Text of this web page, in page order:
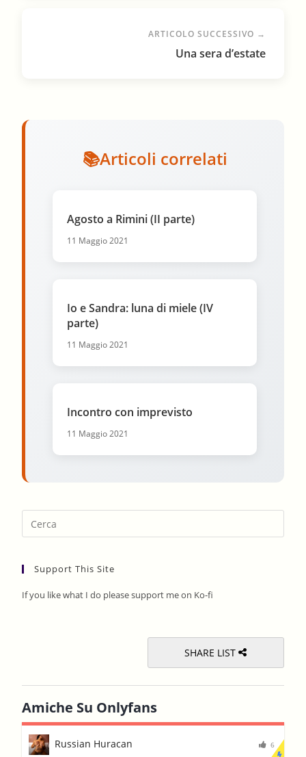
ARTICOLO SUCCESSIVO →
Una sera d’estate
Articoli correlati
Agosto a Rimini (II parte)
11 Maggio 2021
Io e Sandra: luna di miele (IV
parte)
11 Maggio 2021
Incontro con imprevisto
11 Maggio 2021
Support This Site
If you like what I do please support me on Ko-fi
SHARE LIST
Amiche Su Onlyfans
Russian Huracan 6